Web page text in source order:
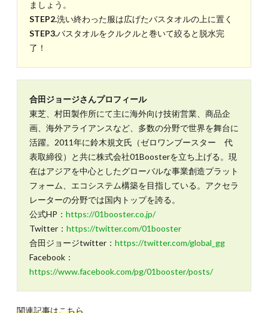
ましょう。
STEP2.洗い終わった服は広げたバスタオルの上に置く
STEP3.バスタオルをクルクルと巻いて絞ると脱水完
了！
合田ジョージさんプロフィール
東芝、村田製作所にて主に海外向け技術営業、商品企
画、海外アライアンスなど、多数の分野で世界を舞台に
活躍。2011年に鈴木規文氏（ゼロワンブースター 代
表取締役）と共に株式会社01Boosterを立ち上げる。現
在はアジアを中心としたグローバルな事業創造プラット
フォーム、エコシステム構築を目指している。アクセラ
レーターの分野では国内トップを誇る。
公式HP： https://01booster.co.jp/
Twitter： https://twitter.com/01booster
合田ジョージtwitter： https://twitter.com/global_gg
Facebook：
https://www.facebook.com/pg/01booster/posts/
関連記事はこちら